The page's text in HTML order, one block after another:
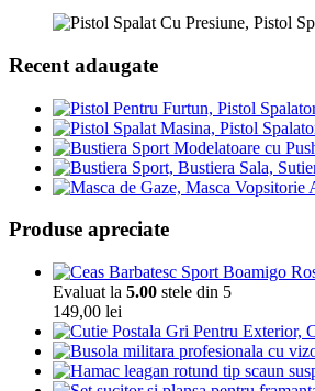
Recent adaugate
Produse apreciate
Evaluat la 5.00 stele din 5
149,00 lei